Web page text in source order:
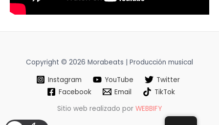
Copyright © 2026 Morabeats | Producción musical
Instagram
YouTube
Twitter
Facebook
Email
TikTok
Sitio web realizado por WEBBIFY